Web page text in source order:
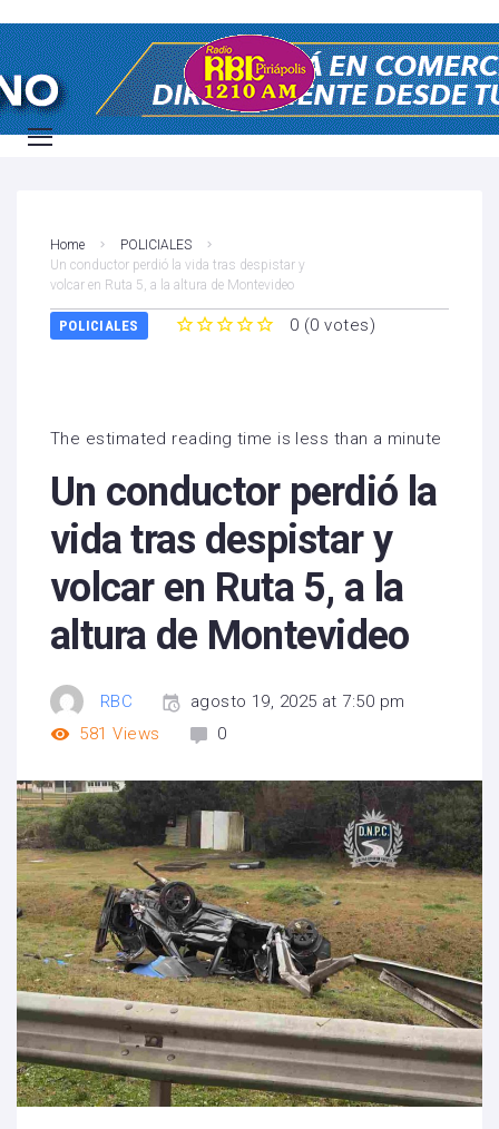
Home
POLICIALES
Un conductor perdió la vida tras despistar y
volcar en Ruta 5, a la altura de Montevideo
POLICIALES 0 (0 votes)
The estimated reading time is less than a minute
Un conductor perdió la
vida tras despistar y
volcar en Ruta 5, a la
altura de Montevideo
RBC
agosto 19, 2025 at 7:50 pm
581 Views 0